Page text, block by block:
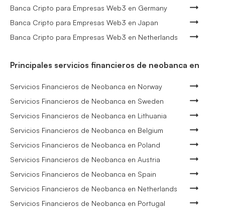
Banca Cripto para Empresas Web3 en Germany
Banca Cripto para Empresas Web3 en Japan
Banca Cripto para Empresas Web3 en Netherlands
Principales servicios financieros de neobanca en
Servicios Financieros de Neobanca en Norway
Servicios Financieros de Neobanca en Sweden
Servicios Financieros de Neobanca en Lithuania
Servicios Financieros de Neobanca en Belgium
Servicios Financieros de Neobanca en Poland
Servicios Financieros de Neobanca en Austria
Servicios Financieros de Neobanca en Spain
Servicios Financieros de Neobanca en Netherlands
Servicios Financieros de Neobanca en Portugal